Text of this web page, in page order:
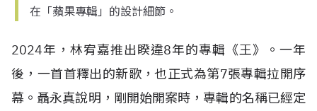
在「蘋果專輯」的設計細節。
2024年，林宥嘉推出睽違8年的專輯《王》。一年
後，一首首釋出的新歌，也正式為第7張專輯拉開序
幕。聶永真說明，剛開始開案時，專輯的名稱已經定